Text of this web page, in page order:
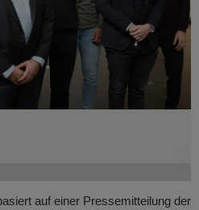
auf einer Pressemitteilung der